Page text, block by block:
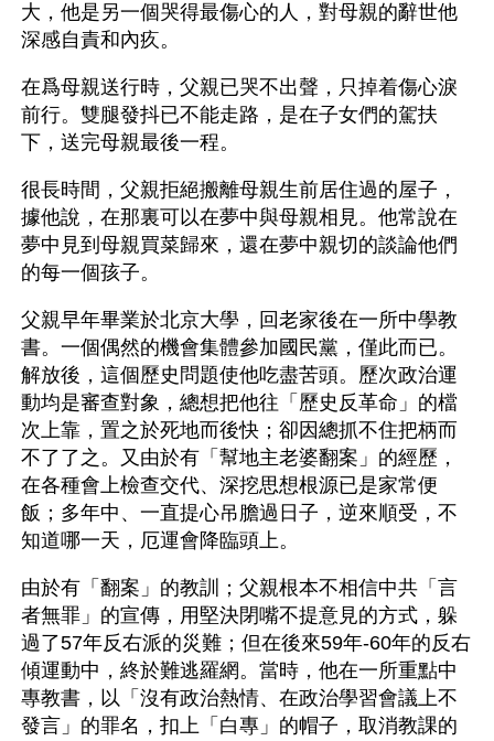
大，他是另一個哭得最傷心的人，對母親的辭世他
深感自責和內疚。
在爲母親送行時，父親已哭不出聲，只掉着傷心淚
前行。雙腿發抖已不能走路，是在子女們的駕扶
下，送完母親最後一程。
很長時間，父親拒絕搬離母親生前居住過的屋子，
據他說，在那裏可以在夢中與母親相見。他常說在
夢中見到母親買菜歸來，還在夢中親切的談論他們
的每一個孩子。
父親早年畢業於北京大學，回老家後在一所中學教
書。一個偶然的機會集體參加國民黨，僅此而已。
解放後，這個歷史問題使他吃盡苦頭。歷次政治運
動均是審查對象，總想把他往「歷史反革命」的檔
次上靠，置之於死地而後快；卻因總抓不住把柄而
不了了之。又由於有「幫地主老婆翻案」的經歷，
在各種會上檢查交代、深挖思想根源已是家常便
飯；多年中、一直提心吊膽過日子，逆來順受，不
知道哪一天，厄運會降臨頭上。
由於有「翻案」的教訓；父親根本不相信中共「言
者無罪」的宣傳，用堅決閉嘴不提意見的方式，躲
過了57年反右派的災難；但在後來59年-60年的反右
傾運動中，終於難逃羅網。當時，他在一所重點中
專教書，以「沒有政治熱情、在政治學習會議上不
發言」的罪名，扣上「白專」的帽子，取消教課的